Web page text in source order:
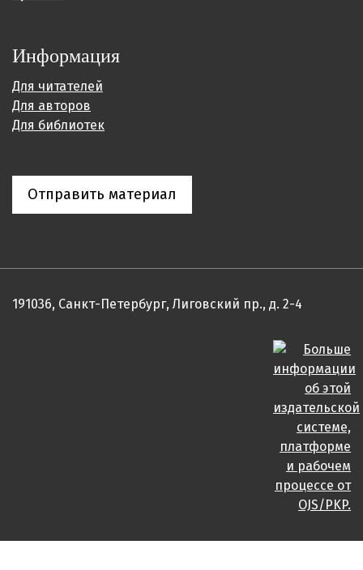
Информация
Для читателей
Для авторов
Для библиотек
Отправить материал
191036, Санкт-Петербург, Лиговский пр., д. 2-4